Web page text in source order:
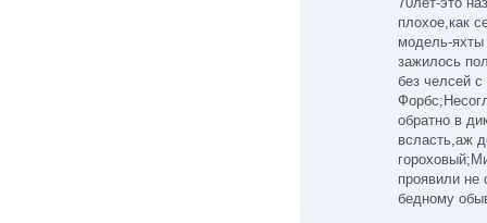
плохое,как
модель-яхты
зажилось
без челсей
обратно в
всласть,аж
проявили не
бедному